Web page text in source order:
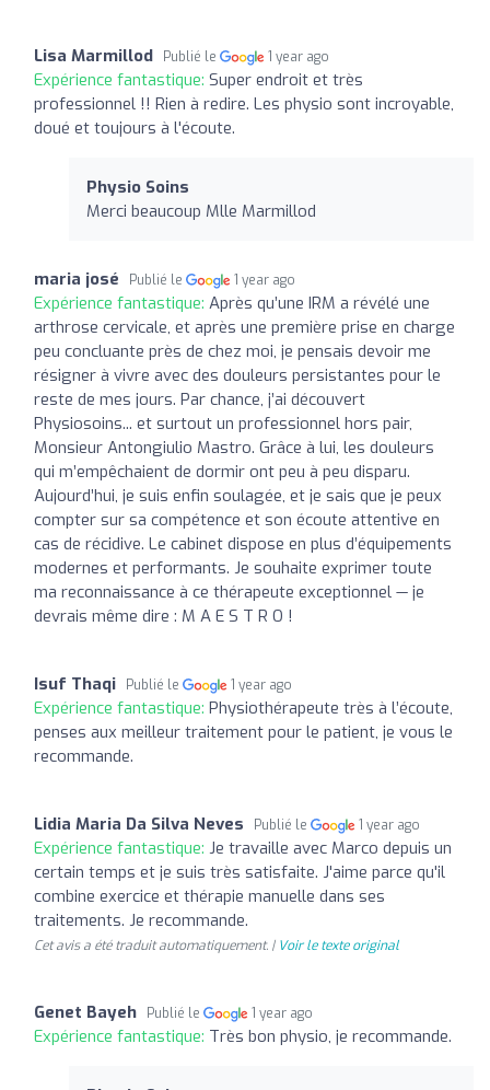
Lisa Marmillod Publié le 1 year ago
Expérience fantastique: Super endroit et très
professionnel !! Rien à redire. Les physio sont incroyable,
doué et toujours à l'écoute.
Physio Soins
Merci beaucoup Mlle Marmillod
maria josé Publié le 1 year ago
Expérience fantastique: Après qu’une IRM a révélé une
arthrose cervicale, et après une première prise en charge
peu concluante près de chez moi, je pensais devoir me
résigner à vivre avec des douleurs persistantes pour le
reste de mes jours. Par chance, j’ai découvert
Physiosoins... et surtout un professionnel hors pair,
Monsieur Antongiulio Mastro. Grâce à lui, les douleurs
qui m’empêchaient de dormir ont peu à peu disparu.
Aujourd’hui, je suis enfin soulagée, et je sais que je peux
compter sur sa compétence et son écoute attentive en
cas de récidive. Le cabinet dispose en plus d’équipements
modernes et performants. Je souhaite exprimer toute
ma reconnaissance à ce thérapeute exceptionnel — je
devrais même dire : M A E S T R O !
Isuf Thaqi Publié le 1 year ago
Expérience fantastique: Physiothérapeute très à l’écoute,
penses aux meilleur traitement pour le patient, je vous le
recommande.
Lidia Maria Da Silva Neves Publié le 1 year ago
Expérience fantastique: Je travaille avec Marco depuis un
certain temps et je suis très satisfaite. J'aime parce qu'il
combine exercice et thérapie manuelle dans ses
traitements. Je recommande.
Cet avis a été traduit automatiquement. | Voir le texte original
Genet Bayeh Publié le 1 year ago
Expérience fantastique: Très bon physio, je recommande.